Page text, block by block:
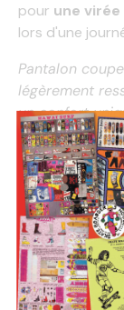
pour une
lors d'une
Pantalon
légèrement
un confort
Pantalon taille
Fermeture
Poches
Poches arrières
Composition: